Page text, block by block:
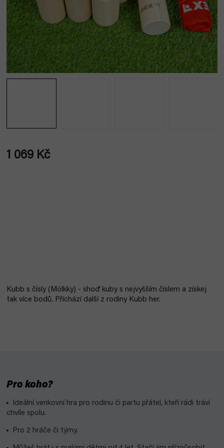
1 069 Kč
Kubb s čísly ( Mölkky) - shoď kuby s nejvyšším číslem a získej
tak více bodů. Příchází další z rodiny Kubb her.
Pro koho?
Ideální venkovní hra pro rodinu či partu přátel, kteří rádi tráví
chvíle spolu.
Pro 2 hráče či týmy.